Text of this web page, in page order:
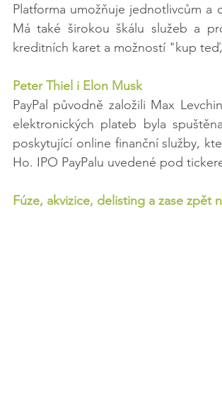
Platforma umožňuje jednotlivcům a
Má také širokou škálu služeb a
kreditních karet a možností "kup
Peter Thiel i Elon Musk
PayPal původně založili Max
elektronických plateb byla
poskytující online finanční služby,
Ho. IPO PayPalu uvedené pod
Fúze, akvizice, delisting a zase zpět